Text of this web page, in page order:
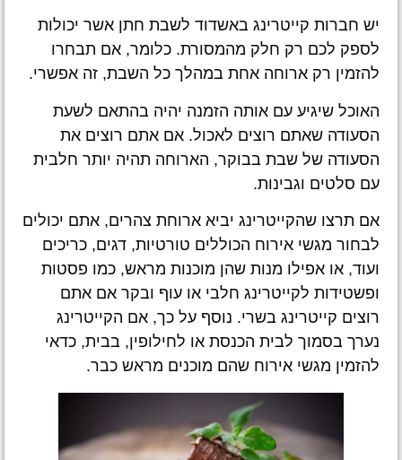
יש חברות קייטרינג באשדוד לשבת חתן אשר יכולות
לספק לכם רק חלק מהמסורת. כלומר, אם תבחרו
להזמין רק ארוחה אחת במהלך כל השבת, זה אפשרי.
האוכל שיגיע עם אותה הזמנה יהיה בהתאם לשעת
הסעודה שאתם רוצים לאכול. אם אתם רוצים את
הסעודה של שבת בבוקר, הארוחה תהיה יותר חלבית
עם סלטים וגבינות.
אם תרצו שהקייטרינג יביא ארוחת צהרים, אתם יכולים
לבחור מגשי אירוח הכוללים טורטיות, דגים, כריכים
ועוד, או אפילו מנות שהן מוכנות מראש, כמו פסטות
ופשטידות לקייטרינג חלבי או עוף ובקר אם אתם
רוצים קייטרינג בשרי. נוסף על כך, אם הקייטרינג
נערך בסמוך לבית הכנסת או לחילופין, בבית, כדאי
להזמין מגשי אירוח שהם מוכנים מראש כבר.